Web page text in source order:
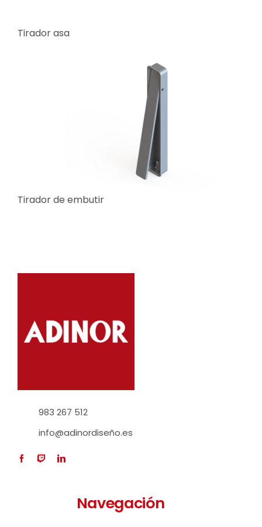
Tirador asa
Tirador de embutir
983 267 512
info@adinordiseño.es
Navegación